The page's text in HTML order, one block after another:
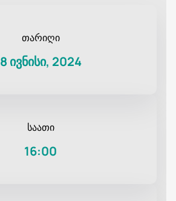
თარიღი
8 ივნისი, 2024
საათი
16:00